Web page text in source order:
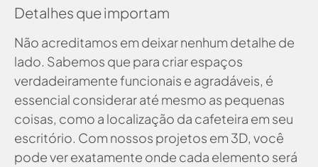
Detalhes que importam
Não acreditamos em deixar nenhum detalhe de
lado. Sabemos que para criar espaços
verdadeiramente funcionais e agradáveis, é
essencial considerar até mesmo as pequenas
coisas, como a localização da cafeteira em seu
escritório. Com nossos projetos em 3D, você
pode ver exatamente onde cada elemento será